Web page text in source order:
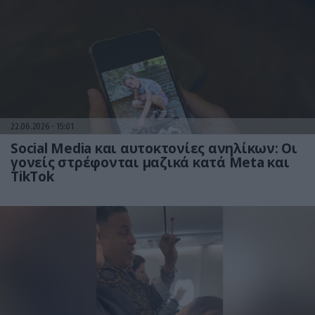
22.06.2026 15:01
Social Media και αυτοκτονίες ανηλίκων: Οι
γονείς στρέφονται μαζικά κατά Meta και
TikTok